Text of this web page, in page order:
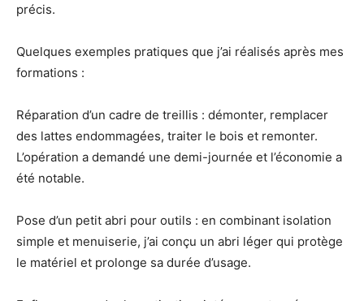
précis.
Quelques exemples pratiques que j’ai réalisés après mes
formations :
Réparation d’un cadre de treillis : démonter, remplacer
des lattes endommagées, traiter le bois et remonter.
L’opération a demandé une demi-journée et l’économie a
été notable.
Pose d’un petit abri pour outils : en combinant isolation
simple et menuiserie, j’ai conçu un abri léger qui protège
le matériel et prolonge sa durée d’usage.